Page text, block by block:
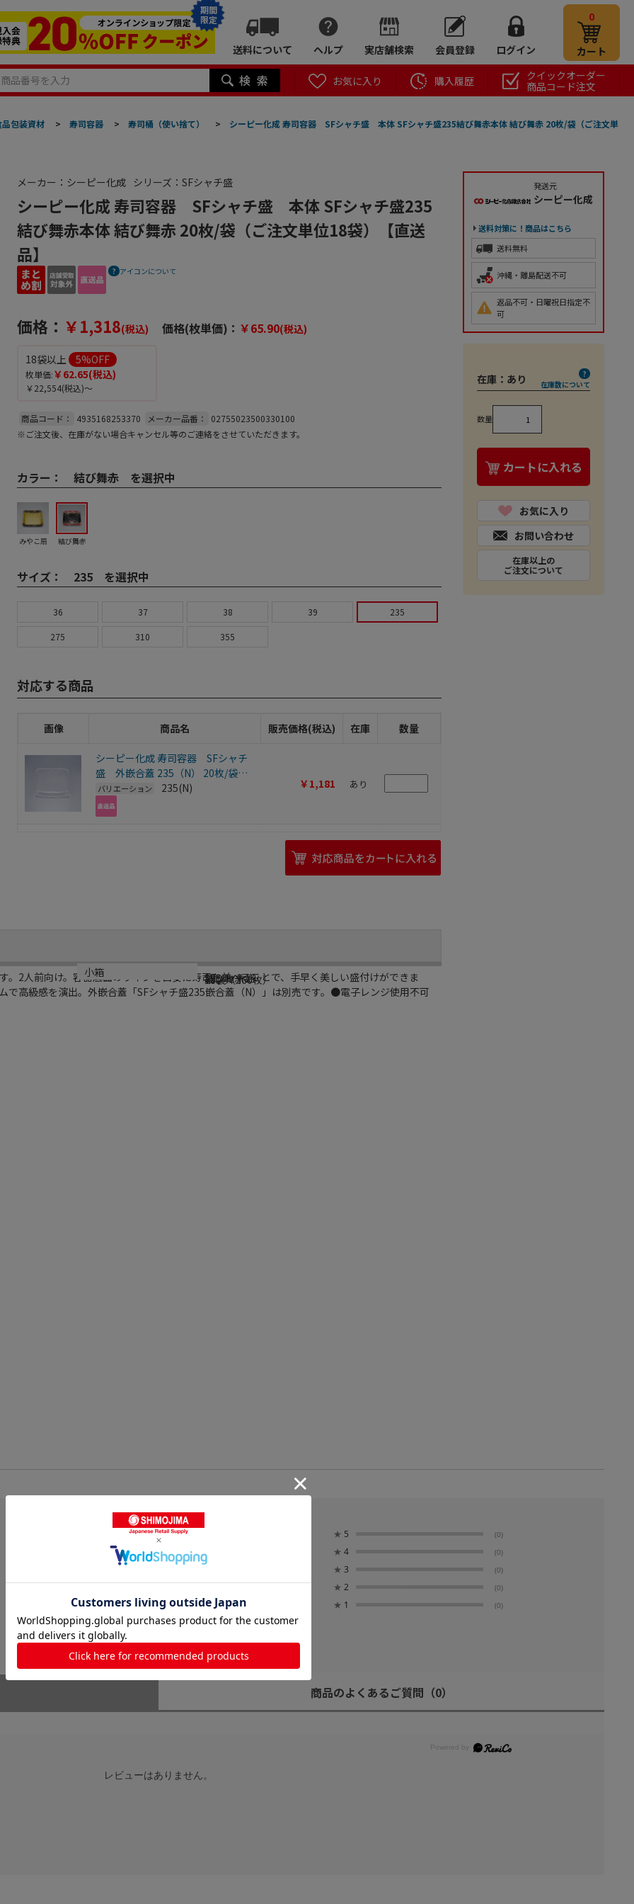
期間
限定
送料について ヘルプ 実店舗検索 会員登録 ログイン
0
カート
お気に入り 購入履歴
クイックオーダー
商品コード注文
包装資材 > 寿司容器 > 寿司桶（使い捨て） > シーピー化成 寿司容器 SFシャチ盛 本体 SFシャチ盛235結び舞赤本体 結び舞赤 20枚/袋（ご注文単
メーカー：シーピー化成 シリーズ：SFシャチ盛
シーピー化成 寿司容器 SFシャチ盛 本体 SFシャチ盛235
結び舞赤本体 結び舞赤 20枚/袋（ご注文単位18袋）【直送
品】
アイコンについて
価格： ￥1,318(税込) 価格(枚単価)： ￥65.90(税込)
18袋以上 5%OFF
枚単価:￥62.65(税込)
￥22,554(税込)～
商品コード： 4935168253370 メーカー品番：
02755023500330100
※ご注文後、在庫がない場合キャンセル等のご連絡をさせていただきます。
カラー： 結び舞赤 を選択中
みやこ扇 結び舞赤
サイズ： 235 を選択中
36 37 38 39 235
275 310 355
対応する商品
画像 商品名 販売価格(税込) 在庫 数量
シーピー化成 寿司容器 SFシャチ
盛 外嵌合蓋 235（N） 20枚/袋
（ご注文単位18袋）【直送品】
バリエーション 235(N) ￥1,181 あり
。2人前向け。容器底面のラインを目安に寿司を並べることで、手早く美しい盛付けができま
で高級感を演出。外嵌合蓋「SFシャチ盛235嵌合蓋（N）」は別売です。●電子レンジ使用不可
シリーズ名
SFシャチ盛
規格
235
カラー
結び舞赤
小箱
18袋（360枚）
発送元
シーピー化成
送料対策に！商品はこちら
送料無料
沖縄・離島配送不可
返品不可・日曜祝日指定不
可
在庫： あり 在庫数について
数量
カートに入れる
お気に入り
お問い合わせ
在庫以上の
ご注文について
★ 5 (0)
★ 4 (0)
★ 3 (0)
★ 2 (0)
★ 1 (0)
商品のよくあるご質問 （0）
レビューはありません。